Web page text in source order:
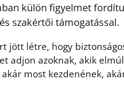
külön figyelmet
szakértői támogatással.
jött létre, hogy
adjon azoknak, akik
most kezdenének,